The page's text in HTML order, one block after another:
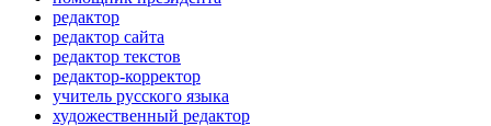
редактор
редактор сайта
редактор текстов
редактор-корректор
учитель русского языка
художественный редактор